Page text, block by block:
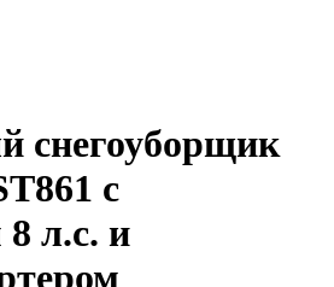
снегоуборщик
с
8 л.с. и